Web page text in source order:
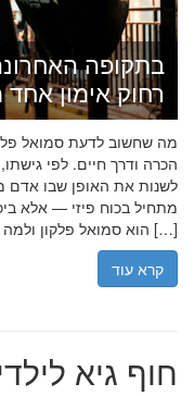
בתקופה
רחוק אימון
מה שחשוב לדעת סמואל
הכרה ודרך חיים. לפי
לשנות את האופן שבו אדם
מתחיל בכוח פיזי — אלא
הוא סמואל פלקון ולמה דבריו נשמעים אחרת? סמואל פלקון […]
קרא עוד
חוף גיא